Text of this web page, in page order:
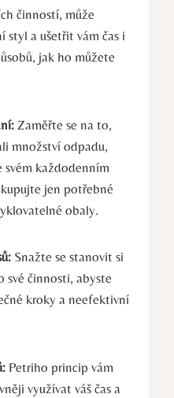
činností, může
styl a ušetřit vám čas i
jak ho můžete
Zaměřte se na to,
⁤množství odpadu,
každodenním
jen potřebné
⁢obaly.
Snažte se stanovit si
⁣své‌ činnosti, abyste
kroky a neefektivní
Petriho princip vám
využívat váš čas a